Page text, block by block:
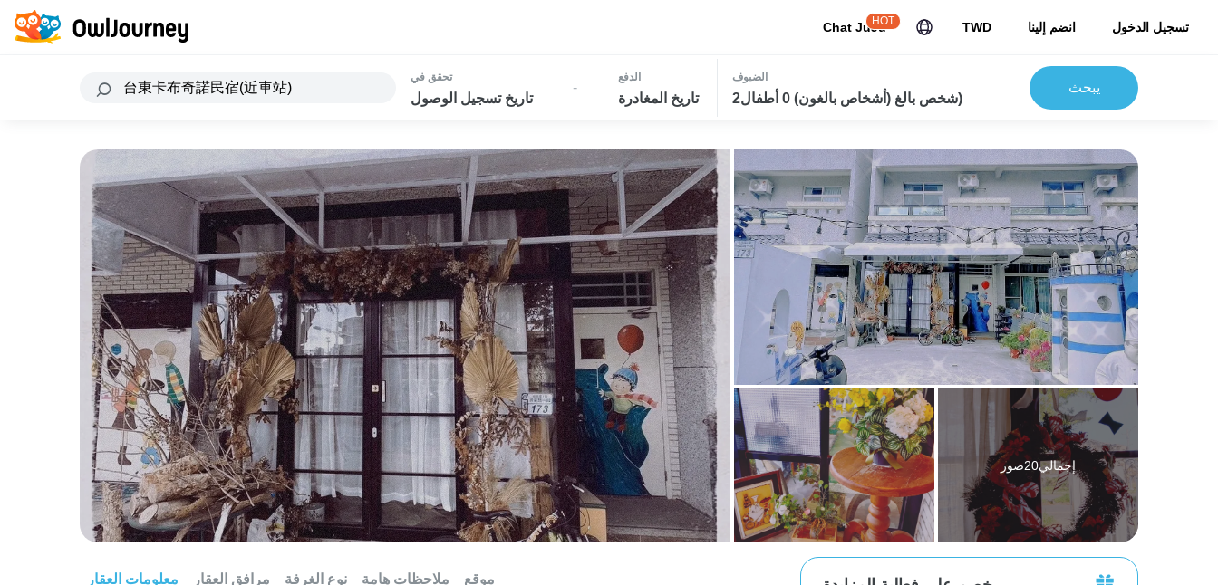
Chat JuJu
HOT TWD انضم إلينا تسجيل الدخول
تحقق في
تاريخ تسجيل الوصول
-
الدفع
تاريخ المغادرة
الضيوف
2شخص بالغ (أشخاص بالغون) 0 أطفال)
يبحث
إجمالي20صور
معلومات العقار مرافق العقار نوع الغرفة ملاحظات هامة موقع